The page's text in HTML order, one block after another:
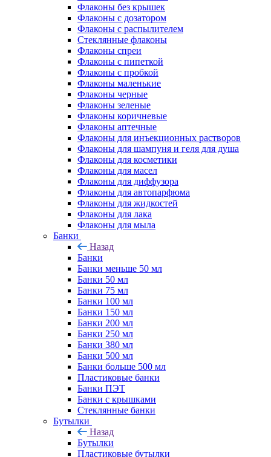
Флаконы без крышек
Флаконы с дозатором
Флаконы с распылителем
Стеклянные флаконы
Флаконы cпреи
Флаконы с пипеткой
Флаконы с пробкой
Флаконы маленькие
Флаконы черные
Флаконы зеленые
Флаконы коричневые
Флаконы аптечные
Флаконы для инъекционных растворов
Флаконы для шампуня и геля для душа
Флаконы для косметики
Флаконы для масел
Флаконы для диффузора
Флаконы для автопарфюма
Флаконы для жидкостей
Флаконы для лака
Флаконы для мыла
Банки
Назад
Банки
Банки меньше 50 мл
Банки 50 мл
Банки 75 мл
Банки 100 мл
Банки 150 мл
Банки 200 мл
Банки 250 мл
Банки 380 мл
Банки 500 мл
Банки больше 500 мл
Пластиковые банки
Банки ПЭТ
Банки с крышками
Стеклянные банки
Бутылки
Назад
Бутылки
Пластиковые бутылки